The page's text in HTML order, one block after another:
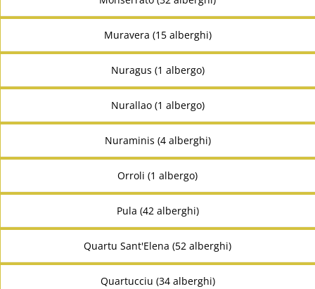
Muravera (15 alberghi)
Nuragus (1 albergo)
Nurallao (1 albergo)
Nuraminis (4 alberghi)
Orroli (1 albergo)
Pula (42 alberghi)
Quartu Sant'Elena (52 alberghi)
Quartucciu (34 alberghi)